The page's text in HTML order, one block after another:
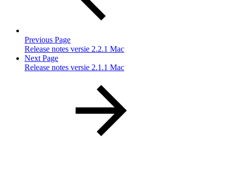
Previous Page
Release notes versie 2.2.1 Mac
Next Page
Release notes versie 2.1.1 Mac